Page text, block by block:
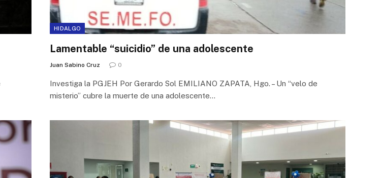
HIDALGO
Lamentable “suicidio” de una adolescente
Juan Sabino Cruz 0
Investiga la PGJEH Por Gerardo Sol EMILIANO ZAPATA, Hgo. – Un “velo de
misterio” cubre la muerte de una adolescente…